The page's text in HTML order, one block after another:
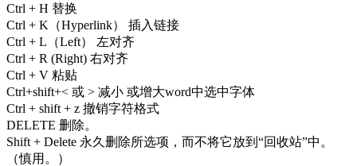
Ctrl + H 替换
Ctrl + K（Hyperlink） 插入链接
Ctrl + L（Left） 左对齐
Ctrl + R (Right) 右对齐
Ctrl + V 粘贴
Ctrl+shift+< 或 > 减小 或增大word中选中字体
Ctrl + shift + z 撤销字符格式
DELETE 删除。
Shift + Delete 永久删除所选项，而不将它放到“回收站”中。
（慎用。）